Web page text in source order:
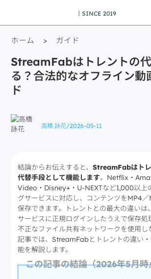
丨SINCE 2019
ホーム > ガイド
StreamFabはトレントの
る？合法的なオフライン動
ド
高橋 詠花/2026-05-11
結論からお伝えすると、StreamFabはト
代替手段として機能します。Netflix・
Video・Disney+・U-NEXTなど1,000以上
グサービスに対応し、コンテンツをMP4
保存できます。トレントとの最大の違い
サービスに正規ログインしたうえで保存処
不正なファイル共有ネットワークを使用し
記事では、StreamFabとトレントの違い
能を解説します。
この記事の結論（2026年5月時